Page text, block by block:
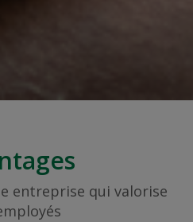
entreprise qui valorise